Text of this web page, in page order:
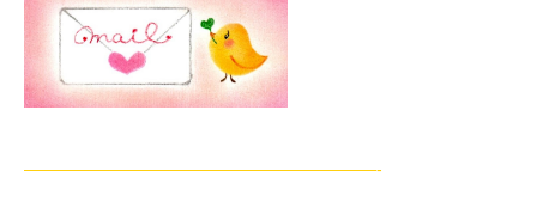
—————————————————————-